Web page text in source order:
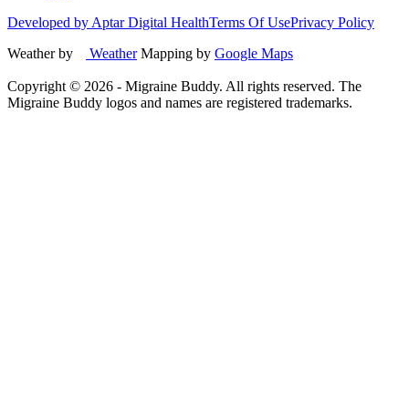
Developed by Aptar Digital HealthTerms Of UsePrivacy Policy
Weather by
WeatherMapping by Google Maps
Copyright © 2026 - Migraine Buddy. All rights reserved. The
Migraine Buddy logos and names are registered trademarks.